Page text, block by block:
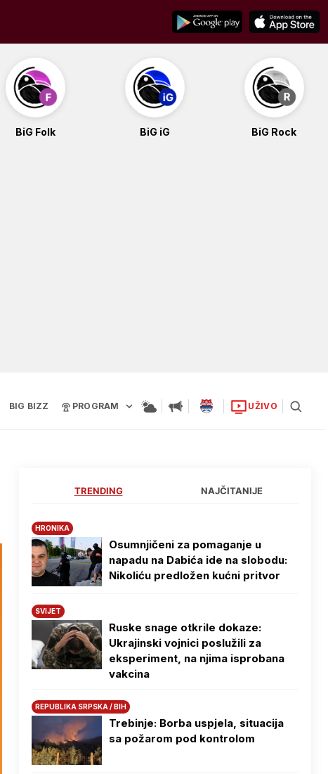
BiG Folk BiG iG BiG Rock
BIG BIZZ PROGRAM UŽIVO
TRENDING NAJČITANIJE
HRONIKA
Osumnjičeni za pomaganje u
napadu na Dabića ide na slobodu:
Nikoliću predložen kućni pritvor
SVIJET
Ruske snage otkrile dokaze:
Ukrajinski vojnici poslužili za
eksperiment, na njima isprobana
vakcina
REPUBLIKA SRPSKA / BIH
Trebinje: Borba uspjela, situacija
sa požarom pod kontrolom